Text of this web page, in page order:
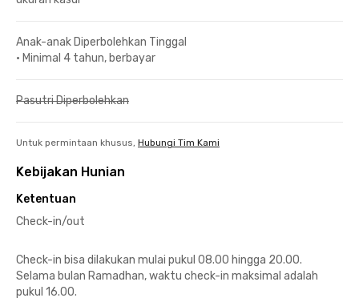
Anak-anak Diperbolehkan Tinggal
• Minimal 4 tahun, berbayar
Pasutri Diperbolehkan
Untuk permintaan khusus, Hubungi Tim Kami
Kebijakan Hunian
Ketentuan
Check-in/out
Check-in bisa dilakukan mulai pukul 08.00 hingga 20.00.
Selama bulan Ramadhan, waktu check-in maksimal adalah
pukul 16.00.